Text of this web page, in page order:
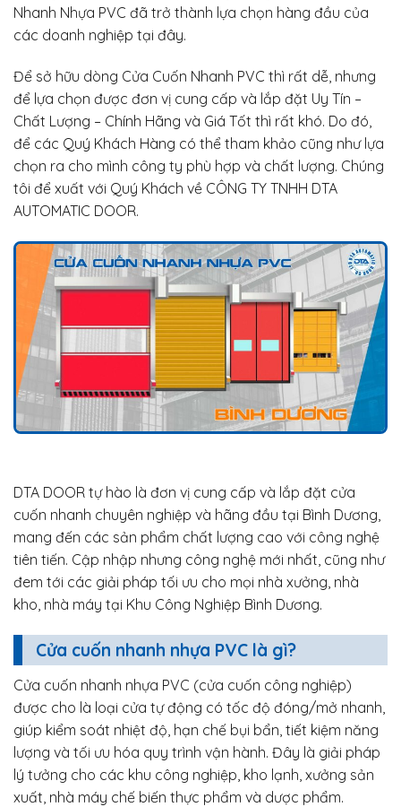
Nhanh Nhựa PVC đã trở thành lựa chọn hàng đầu của
các doanh nghiệp tại đây.
Để sở hữu dòng Cửa Cuốn Nhanh PVC thì rất dễ, nhưng
để lựa chọn được đơn vị cung cấp và lắp đặt Uy Tín –
Chất Lượng – Chính Hãng và Giá Tốt thì rất khó. Do đó,
để các Quý Khách Hàng có thể tham khảo cũng như lựa
chọn ra cho mình công ty phù hợp và chất lượng. Chúng
tôi để xuất với Quý Khách về CÔNG TY TNHH DTA
AUTOMATIC DOOR.
DTA DOOR tự hào là đơn vị cung cấp và lắp đặt cửa
cuốn nhanh chuyên nghiệp và hãng đầu tại Bình Dương,
mang đến các sản phẩm chất lượng cao với công nghệ
tiên tiến. Cập nhập nhưng công nghệ mới nhất, cũng như
đem tới các giải pháp tối ưu cho mọi nhà xưởng, nhà
kho, nhà máy tại Khu Công Nghiệp Bình Dương.
Cửa cuốn nhanh nhựa PVC là gì?
Cửa cuốn nhanh nhựa PVC (cửa cuốn công nghiệp)
được cho là loại cửa tự động có tốc độ đóng/mở nhanh,
giúp kiểm soát nhiệt độ, hạn chế bụi bẩn, tiết kiệm năng
lượng và tối ưu hóa quy trình vận hành. Đây là giải pháp
lý tưởng cho các khu công nghiệp, kho lạnh, xưởng sản
xuất, nhà máy chế biến thực phẩm và dược phẩm.